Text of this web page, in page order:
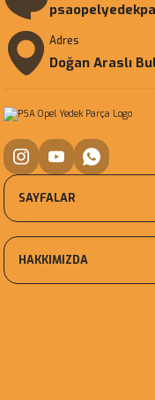
Adres
Doğan Araslı
SAYFALAR
HAKKIMIZDA